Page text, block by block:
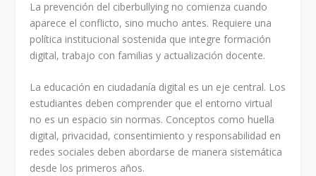
La prevención del ciberbullying no comienza cuando
aparece el conflicto, sino mucho antes. Requiere una
política institucional sostenida que integre formación
digital, trabajo con familias y actualización docente.
La educación en ciudadanía digital es un eje central. Los
estudiantes deben comprender que el entorno virtual
no es un espacio sin normas. Conceptos como huella
digital, privacidad, consentimiento y responsabilidad en
redes sociales deben abordarse de manera sistemática
desde los primeros años.